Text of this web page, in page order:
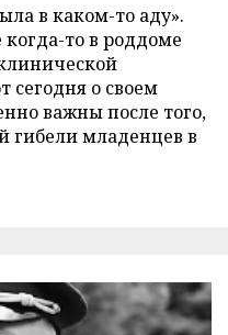
в каком-то аду».
то в роддоме
сегодня о своем
важны после того,
гибели младенцев в